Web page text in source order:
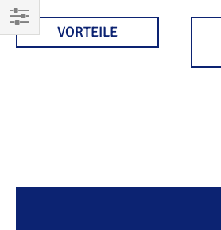
EINKAUFENVORTEILE